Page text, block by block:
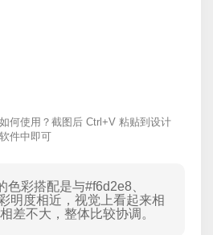
如何使用？截图后 Ctrl+V 粘贴到设计
软件中即可
色彩搭配是与#f6d2e8
明度相近，视觉上看起来相
差不大，整体比较协调。